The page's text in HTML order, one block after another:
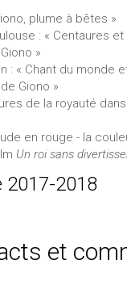
plume à bêtes »
: « Centaures
»
: « Chant du monde
Giono »
de la royauté
en rouge - la
Un roi sans
2017-2018
et